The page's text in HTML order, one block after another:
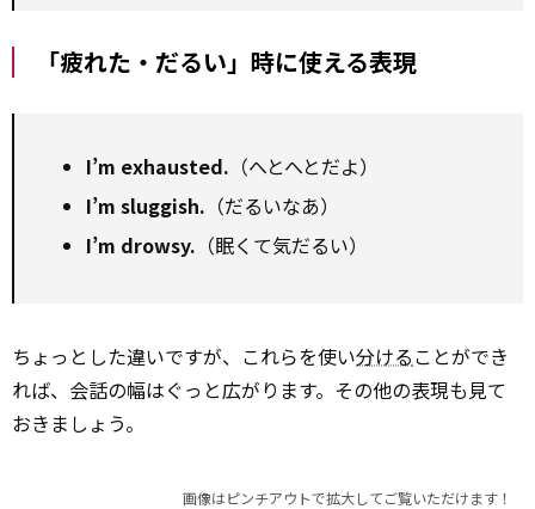
「疲れた・だるい」時に使える表現
I’m exhausted. （へとへとだよ）
I’m sluggish. （だるいなあ）
I’m drowsy. （眠くて気だるい）
ちょっとした違いですが、これらを使い分けることができ
れば、会話の幅はぐっと広がります。その他の表現も見て
おきましょう。
画像はピンチアウトで拡大してご覧いただけます！